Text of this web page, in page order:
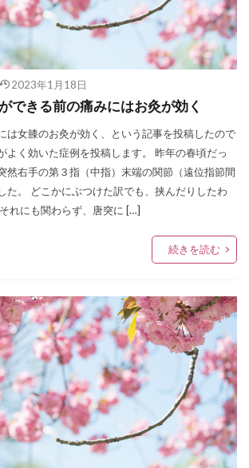
2023年1月18日
できる前の痛みにはお灸が効く
は女膝のお灸が効く、という記事を投稿したので
よく効いた症例を投稿します。 昨年の春頃だっ
然右手の第３指（中指）末端の関節（遠位指節間
た。 どこかにぶつけた訳でも、挟んだりしたわ
れにも関わらず、唐突に […]
続きを読む